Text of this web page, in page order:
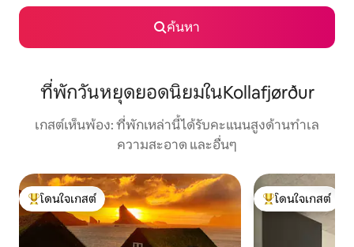
ค้นหา
ที่พักวันหยุดยอดนิยมในKollafjørður
เกสต์เห็นพ้อง: ที่พักเหล่านี้ได้รับคะแนนสูงด้านทำเล
ความสะอาด และอื่นๆ
โดนใจเกสต์ที่สุด
โดนใจเกสต์
โดนใจเกสต์ที่สุด
โดนใจเกสต์